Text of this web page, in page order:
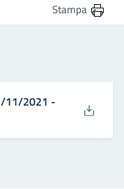
su Facebook
pagina su Twitter
pagina su Linkedin
questa pagina via
Stampa
11/2021 -